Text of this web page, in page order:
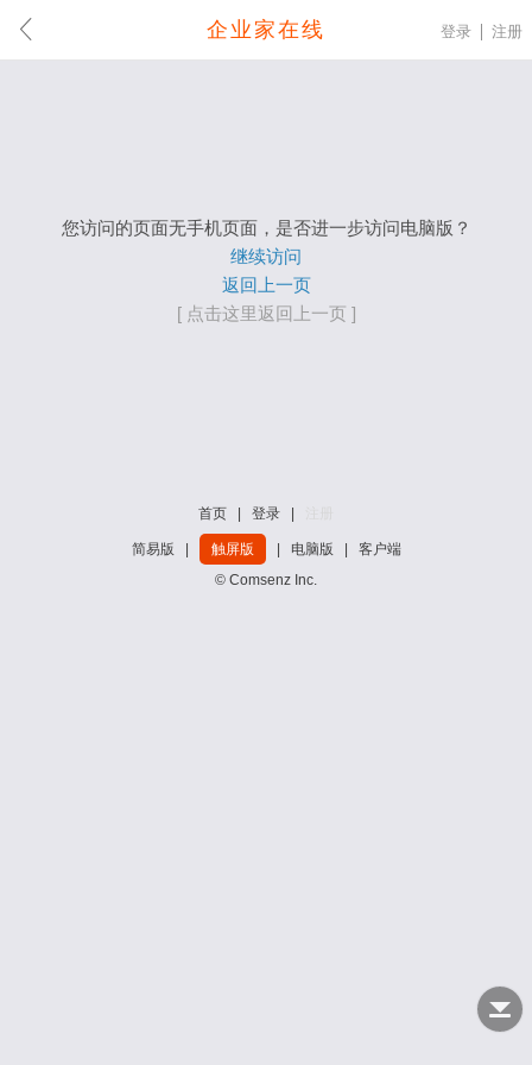
企业家在线 登录 注册
您访问的页面无手机页面，是否进一步访问电脑版？
继续访问
返回上一页
[ 点击这里返回上一页 ]
首页 登录
简易版 触屏版 电脑版
客户端
© Comsenz Inc.